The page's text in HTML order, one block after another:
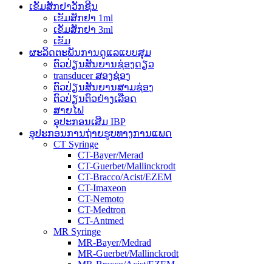
ເຂັມສັກຢາວັກຊີນ
ເຂັມສັກຢາ 1ml
ເຂັມສັກຢາ 3ml
ເຂັມ
ຜະລິດຕະພັນການດູແລແບບສຸມ
ຕົວປ່ຽນສັນຍານຊ່ອງດຽວ
transducer ສອງຊ່ອງ
ຕົວປ່ຽນສັນຍານສາມຊ່ອງ
ຕົວປ່ຽນຕົວຢ່າງເລືອດ
ສາຍໄຟ
ອຸປະກອນເສີມ IBP
ອຸປະກອນການຖ່າຍຮູບທາງການແພດ
CT Syringe
CT-Bayer/Merad
CT-Guerbet/Mallinckrodt
CT-Bracco/Acist/EZEM
CT-Imaxeon
CT-Nemoto
CT-Medtron
CT-Antmed
MR Syringe
MR-Bayer/Medrad
MR-Guerbet/Mallinckrodt